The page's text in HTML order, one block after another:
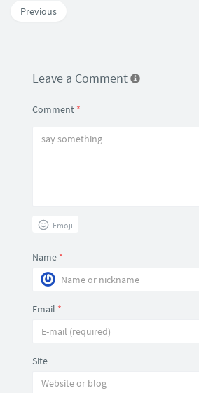
Previous
Leave a Comment
Comment *
Emoji
Name *
Email *
Site